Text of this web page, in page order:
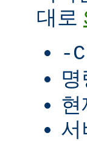
대로
-C
명
현
서